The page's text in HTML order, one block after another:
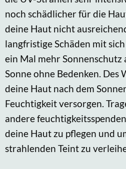
noch schädlicher für die
deine Haut nicht
langfristige Schäden mit
ein Mal mehr Sonnenschutz
Sonne ohne Bedenken. Des
deine Haut nach dem
Feuchtigkeit versorgen.
andere
deine Haut zu pflegen und
strahlenden Teint zu